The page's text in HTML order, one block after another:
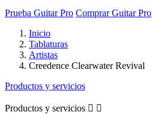
Prueba Guitar Pro Comprar Guitar Pro
Inicio
Tablaturas
Artistas
Creedence Clearwater Revival
Productos y servicios
Productos y servicios  